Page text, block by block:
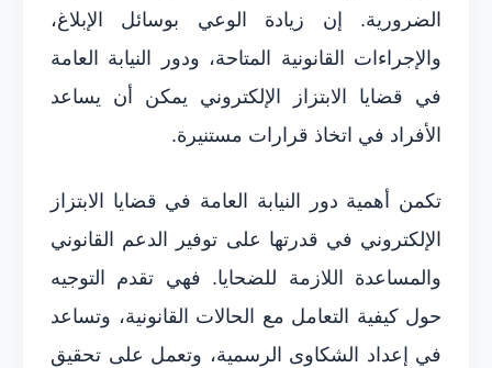
الضرورية. إن زيادة الوعي بوسائل الإبلاغ،
والإجراءات القانونية المتاحة، ودور النيابة العامة
في قضايا الابتزاز الإلكتروني يمكن أن يساعد
الأفراد في اتخاذ قرارات مستنيرة.
تكمن أهمية دور النيابة العامة في قضايا الابتزاز
الإلكتروني في قدرتها على توفير الدعم القانوني
والمساعدة اللازمة للضحايا. فهي تقدم التوجيه
حول كيفية التعامل مع الحالات القانونية، وتساعد
في إعداد الشكاوى الرسمية، وتعمل على تحقيق